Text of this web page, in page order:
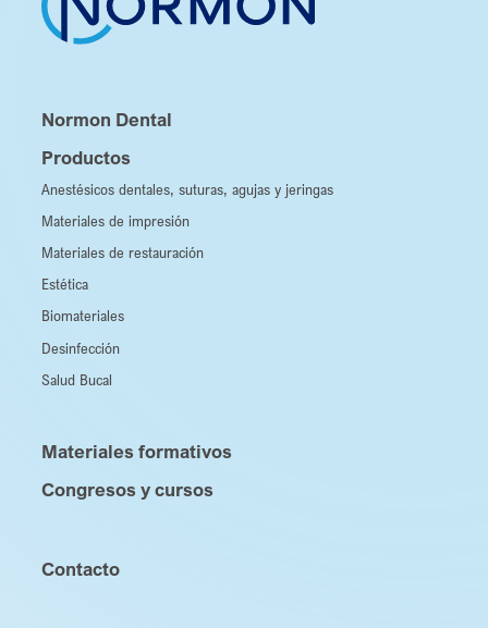
Normon Dental
Productos
Anestésicos dentales, suturas, agujas y jeringas
Materiales de impresión
Materiales de restauración
Estética
Biomateriales
Desinfección
Salud Bucal
Materiales formativos
Congresos y cursos
Contacto